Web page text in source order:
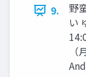
9.
野
い